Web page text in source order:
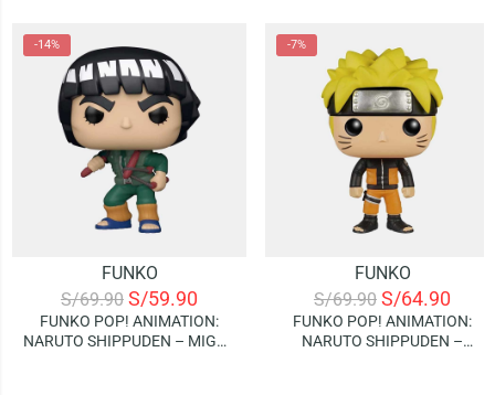
-14%
FUNKO
S/69.90 S/59.90
FUNKO POP! ANIMATION:
NARUTO SHIPPUDEN – MIGHT
-7%
FUNKO
S/69.90 S/64.90
FUNKO POP! ANIMATION:
NARUTO SHIPPUDEN –